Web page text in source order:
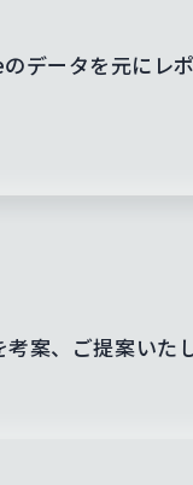
データを元にレ
案、ご提案いたし